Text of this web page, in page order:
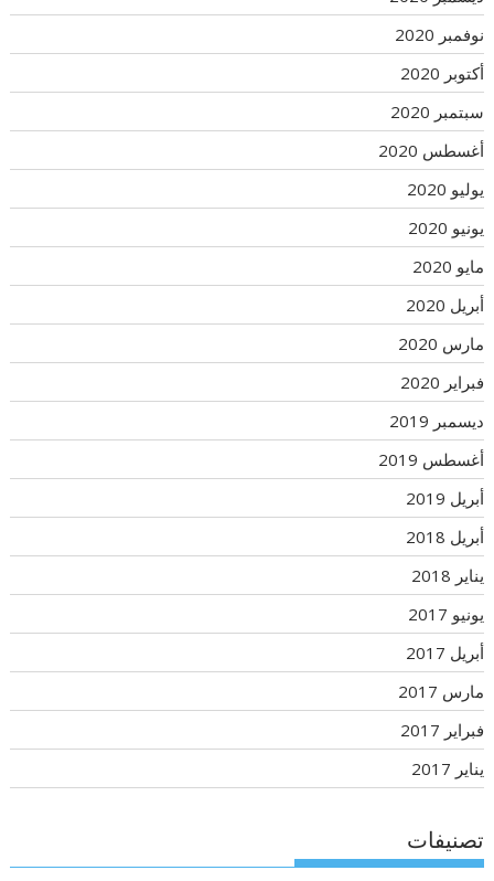
نوفمبر 2020
أكتوبر 2020
سبتمبر 2020
أغسطس 2020
يوليو 2020
يونيو 2020
مايو 2020
أبريل 2020
مارس 2020
فبراير 2020
ديسمبر 2019
أغسطس 2019
أبريل 2019
أبريل 2018
يناير 2018
يونيو 2017
أبريل 2017
مارس 2017
فبراير 2017
يناير 2017
تصنيفات